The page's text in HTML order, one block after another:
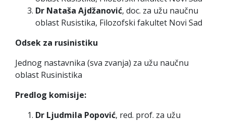
Dr Nataša Ajdžanović, doc. za užu naučnu
oblast Rusistika, Filozofski fakultet Novi Sad
Odsek za rusinistiku
Jednog nastavnika (sva zvanja) za užu naučnu
oblast Rusinistika
Predlog komisije:
Dr Ljudmila Popović, red. prof. za užu